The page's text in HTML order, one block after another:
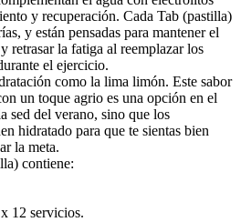
y recuperación. Cada Tab (pastilla)
y están pensadas para mantener el
retrasar la fatiga al reemplazar los
el ejercicio.
como la lima limón. Este sabor
un toque agrio es una opción en el
sed del verano, sino que los
hidratado para que te sientas bien
la meta.
contiene:
12 servicios.